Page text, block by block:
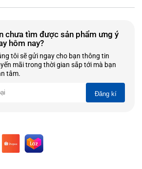
chưa tìm được sản phẩm ưng ý
hôm nay?
tôi sẽ gửi ngay cho bạn thông tin
mãi trong thời gian sắp tới mà bạn
tâm.
Đăng kí